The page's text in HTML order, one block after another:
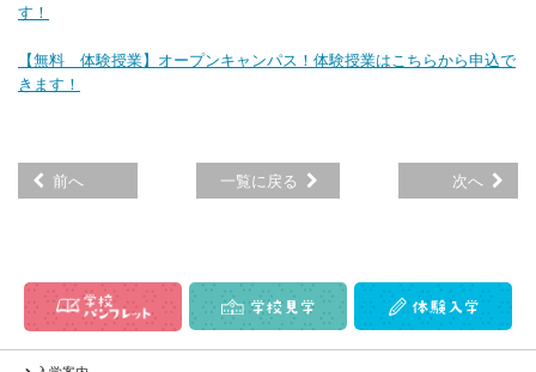
す！
【無料 体験授業】オープンキャンパス！体験授業はこちらから申込で
きます！
前へ 一覧に戻る 次へ